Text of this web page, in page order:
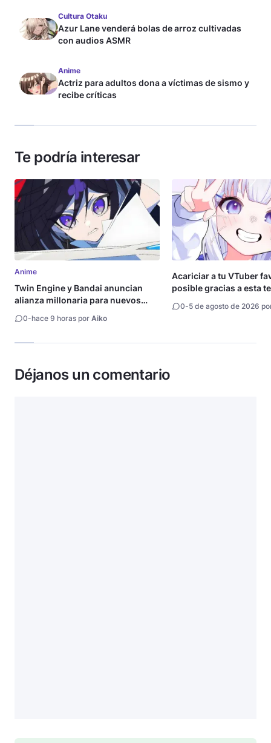
Cultura Otaku
Azur Lane venderá bolas de arroz cultivadas
con audios ASMR
Anime
Actriz para adultos dona a víctimas de sismo y
recibe críticas
Te podría interesar
Anime
Twin Engine y Bandai anuncian
alianza millonaria para nuevos
0-hace 9 horas por Aiko
Acariciar a tu VTuber
posible gracias a esta
0-5 de agosto de 2026
Déjanos un comentario